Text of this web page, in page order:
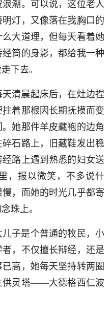
潮。可以说，这位老人
灯，又像落在我胸口的
大道理，但每天看着她
筒的身影，都给我一种
下去。
清晨起床后，在灶边捏
着那根因长期抚摸而变
她那件羊皮藏袍的边角
石路上，旧藏鞋发出稳
路上遇到熟悉的妇女送
，报以微笑，不多说什
，而她的时光几乎都寄
珠上。
子是个普通的牧民，小
，不仅擅长辩经，还是
高，她每天坚持转两圈
供灵塔——大德格西仁波